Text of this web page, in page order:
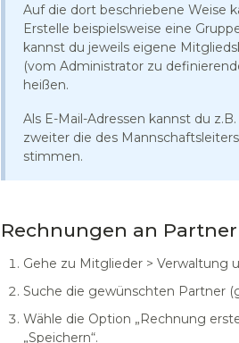
Auf die dort beschriebene Weise
Erstelle beispielsweise eine
kannst du jeweils eigene
(vom Administrator zu
heißen.
Als E-Mail-Adressen kannst du
zweiter die des
stimmen.
Rechnungen an Partner
Gehe zu Mitglieder > Verwaltung
Suche die gewünschten Partner
Wähle die Option „Rechnung
„Speichern“.